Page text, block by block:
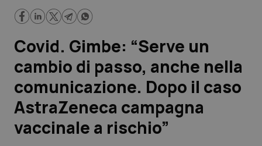
Lavoro e Professioni
Scienza e Farmaci
Studi e Analisi
Lettere al direttore
Covid. Gimbe: “Serve un
cambio di passo, anche nella
comunicazione. Dopo il caso
AstraZeneca campagna
vaccinale a rischio”